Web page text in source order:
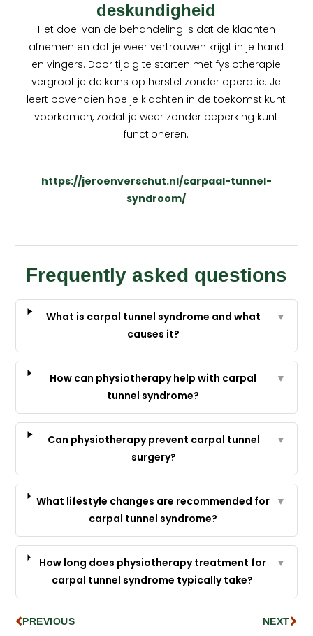
deskundigheid
Het doel van de behandeling is dat de klachten
afnemen en dat je weer vertrouwen krijgt in je hand
en vingers. Door tijdig te starten met fysiotherapie
vergroot je de kans op herstel zonder operatie. Je
leert bovendien hoe je klachten in de toekomst kunt
voorkomen, zodat je weer zonder beperking kunt
functioneren.
https://jeroenverschut.nl/carpaal-tunnel-
syndroom/
Frequently asked questions
What is carpal tunnel syndrome and what
causes it?
▼
How can physiotherapy help with carpal
tunnel syndrome?
▼
Can physiotherapy prevent carpal tunnel
surgery?
▼
What lifestyle changes are recommended for
carpal tunnel syndrome?
▼
How long does physiotherapy treatment for
carpal tunnel syndrome typically take?
▼
PREVIOUS NEXT